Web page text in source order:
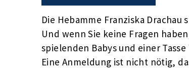
Die Hebamme Franziska
Und wenn Sie keine Fragen
spielenden Babys und einer Tasse
Eine Anmeldung ist nicht nötig,